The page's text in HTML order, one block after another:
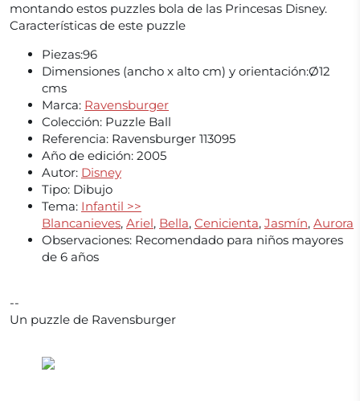
montando estos puzzles bola de las Princesas Disney.
Características de este puzzle
Piezas:96
Dimensiones (ancho x alto cm) y orientación:Ø12
cms
Marca: Ravensburger
Colección: Puzzle Ball
Referencia: Ravensburger 113095
Año de edición: 2005
Autor: Disney
Tipo: Dibujo
Tema: Infantil >>
Blancanieves, Ariel, Bella, Cenicienta, Jasmín, Aurora
Observaciones: Recomendado para niños mayores
de 6 años
--
Un puzzle de Ravensburger